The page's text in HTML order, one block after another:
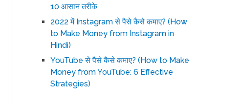
10 आसान तरीके
2022 में Instagram से पैसे कैसे कमाए? (How
to Make Money from Instagram in
Hindi)
YouTube से पैसे कैसे कमाए? (How to Make
Money from YouTube: 6 Effective
Strategies)